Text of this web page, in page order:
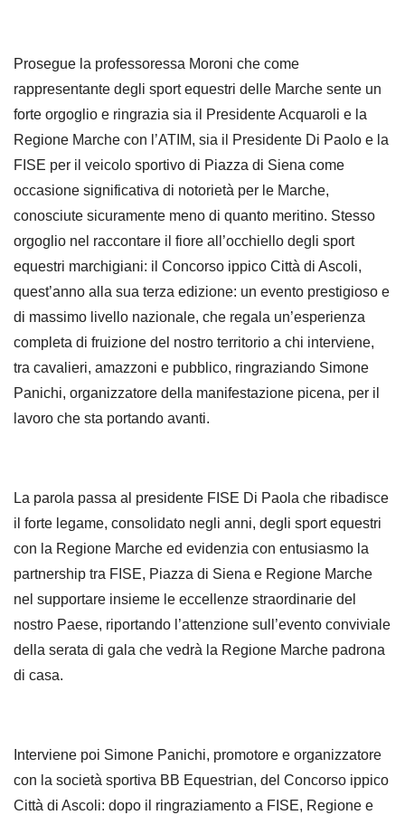
Prosegue la professoressa Moroni che come
rappresentante degli sport equestri delle Marche sente un
forte orgoglio e ringrazia sia il Presidente Acquaroli e la
Regione Marche con l’ATIM, sia il Presidente Di Paolo e la
FISE per il veicolo sportivo di Piazza di Siena come
occasione significativa di notorietà per le Marche,
conosciute sicuramente meno di quanto meritino. Stesso
orgoglio nel raccontare il fiore all’occhiello degli sport
equestri marchigiani: il Concorso ippico Città di Ascoli,
quest’anno alla sua terza edizione: un evento prestigioso e
di massimo livello nazionale, che regala un’esperienza
completa di fruizione del nostro territorio a chi interviene,
tra cavalieri, amazzoni e pubblico, ringraziando Simone
Panichi, organizzatore della manifestazione picena, per il
lavoro che sta portando avanti.
La parola passa al presidente FISE Di Paola che ribadisce
il forte legame, consolidato negli anni, degli sport equestri
con la Regione Marche ed evidenzia con entusiasmo la
partnership tra FISE, Piazza di Siena e Regione Marche
nel supportare insieme le eccellenze straordinarie del
nostro Paese, riportando l’attenzione sull’evento conviviale
della serata di gala che vedrà la Regione Marche padrona
di casa.
Interviene poi Simone Panichi, promotore e organizzatore
con la società sportiva BB Equestrian, del Concorso ippico
Città di Ascoli: dopo il ringraziamento a FISE, Regione e